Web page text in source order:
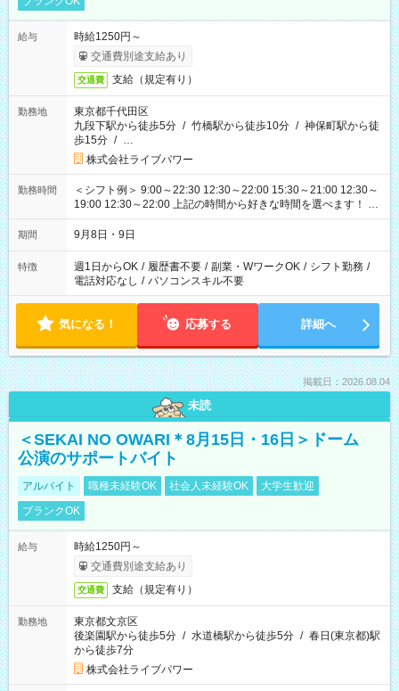
給与
時給1250円～
交通費別途支給あり
交通費 支給（規定有り）
勤務地
東京都千代田区
九段下駅から徒歩5分 / 竹橋駅から徒歩10分 / 神保町駅から徒
歩15分 / …
株式会社ライブパワー
勤務時間
＜シフト例＞ 9:00～22:30 12:30～22:00 15:30～21:00 12:30～
19:00 12:30～22:00 上記の時間から好きな時間を選べます！ ※
時間は変更となる可能性があります
期間 9月8日・9日
特徴 週1日からOK / 履歴書不要 / 副業・WワークOK / シフト勤務 /
電話対応なし / パソコンスキル不要
気になる！ 応募する 詳細へ
掲載日：2026.08.04
未読
＜SEKAI NO OWARI＊8月15日・16日＞ドーム
公演のサポートバイト
アルバイト 職種未経験OK 社会人未経験OK
大学生歓迎
ブランクOK
給与
時給1250円～
交通費別途支給あり
交通費 支給（規定有り）
勤務地
東京都文京区
後楽園駅から徒歩5分 / 水道橋駅から徒歩5分 / 春日(東京都)駅
から徒歩7分
株式会社ライブパワー